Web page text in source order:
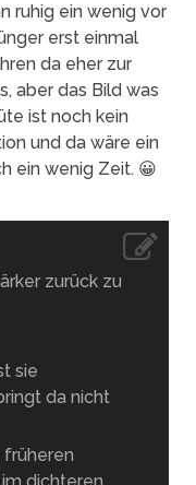
ruhig ein wenig vor
erst einmal
da eher zur
aber das Bild was
ist noch kein
und da wäre ein
ein wenig Zeit. 😀
zurück zu
sie
da nicht
früheren